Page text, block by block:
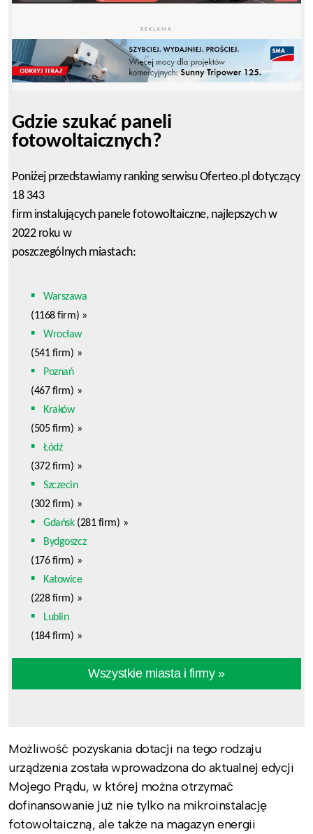
REKLAMA
Gdzie szukać paneli
fotowoltaicznych?
Poniżej przedstawiamy ranking serwisu Oferteo.pl dotyczący
18 343
firm instalujących panele fotowoltaiczne, najlepszych w
2022 roku w
poszczególnych miastach:
Warszawa
(1168 firm) »
Wrocław
(541 firm) »
Poznań
(467 firm) »
Kraków
(505 firm) »
Łódź
(372 firm) »
Szczecin
(302 firm) »
Gdańsk (281 firm) »
Bydgoszcz
(176 firm) »
Katowice
(228 firm) »
Lublin
(184 firm) »
Wszystkie miasta i firmy »
Możliwość pozyskania dotacji na tego rodzaju
urządzenia została wprowadzona do aktualnej edycji
Mojego Prądu, w której można otrzymać
dofinansowanie już nie tylko na mikroinstalację
fotowoltaiczną, ale także na magazyn energii